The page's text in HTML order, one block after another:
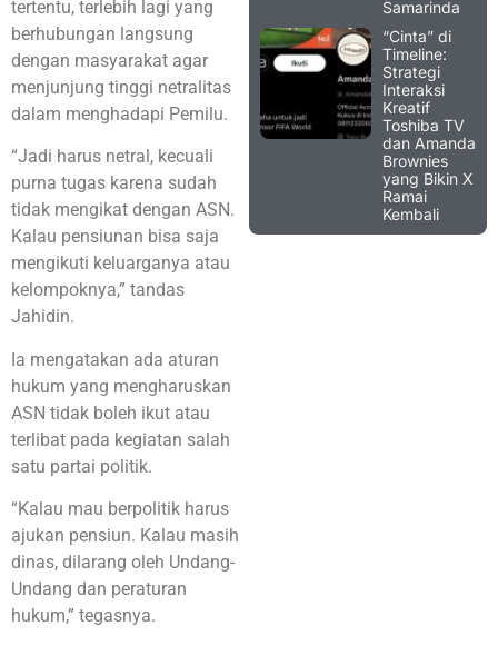
tertentu, terlebih lagi yang
berhubungan langsung
dengan masyarakat agar
menjunjung tinggi netralitas
dalam menghadapi Pemilu.
“Jadi harus netral, kecuali
purna tugas karena sudah
tidak mengikat dengan ASN.
Kalau pensiunan bisa saja
mengikuti keluarganya atau
kelompoknya,” tandas
Jahidin.
Ia mengatakan ada aturan
hukum yang mengharuskan
ASN tidak boleh ikut atau
terlibat pada kegiatan salah
satu partai politik.
“Kalau mau berpolitik harus
ajukan pensiun. Kalau masih
dinas, dilarang oleh Undang-
Undang dan peraturan
hukum,” tegasnya.
Samarinda
“Cinta” di
Timeline:
Strategi
Interaksi
Kreatif
Toshiba TV
dan Amanda
Brownies
yang Bikin X
Ramai
Kembali